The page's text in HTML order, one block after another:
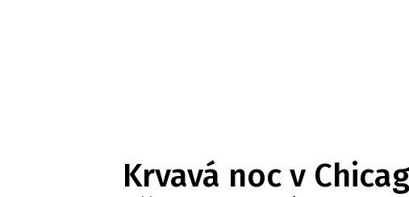
Krvavá noc v